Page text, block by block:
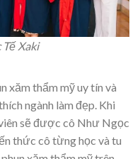
Xaki
xăm thẩm mỹ uy tín và
ngành làm đẹp. Khi
sẽ được cô Như Ngọc
thức cô từng học và tu